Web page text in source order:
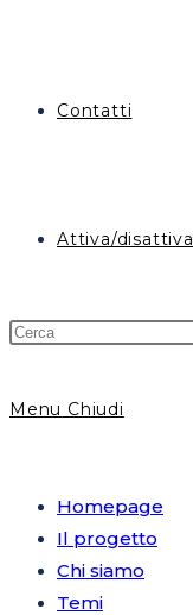
Contatti
Attiva/
Menu Chiudi
Homepage
Il progetto
Chi siamo
Temi